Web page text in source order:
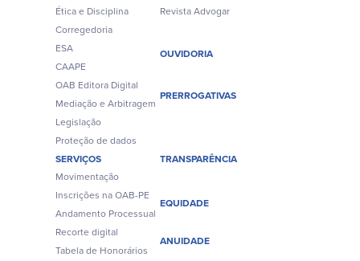
Ética e Disciplina
Corregedoria
ESA
CAAPE
OAB Editora Digital
Mediação e Arbitragem
Legislação
Proteção de dados
Revista Advogar
OUVIDORIA
PRERROGATIVAS
SERVIÇOS
Movimentação
Inscrições na OAB-PE
Andamento Processual
Recorte digital
Tabela de Honorários
TRANSPARÊNCIA
EQUIDADE
ANUIDADE